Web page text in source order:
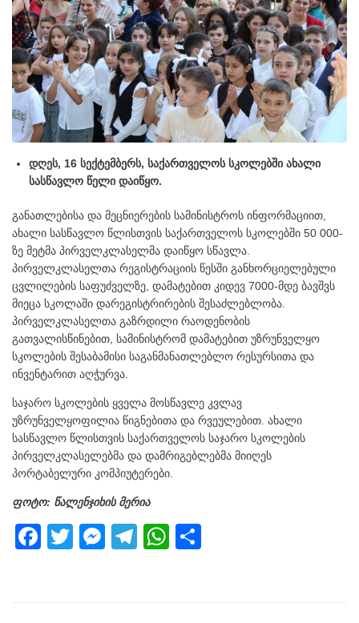
დღეს, 16 სექტემბერს, საქართველოს სკოლებში ახალი
სასწავლო წელი დაიწყო.
განათლებისა და მეცნიერების სამინისტროს ინფორმაციით,
ახალი სასწავლო წლისთვის საქართველოს სკოლებში 50 000-
ზე მეტმა პირველკლასელმა დაიწყო სწავლა.
პირველკლასელთა რეგისტრაციის წესში განხორციელებული
ცვლილების საფუძველზე, დამატებით კიდევ 7000-მდე ბავშვს
მიეცა სკოლაში დარეგისტრირების შესაძლებლობა.
პირველკლასელთა გაზრდილი რაოდენობის
გათვალისწინებით, სამინისტრომ დამატებით უზრუნველყო
სკოლების შესაბამისი საგანმანათლებლო რესურსითა და
ინვენტარით აღჭურვა.
საჯარო სკოლების ყველა მოსწავლე კვლავ
უზრუნველყოფილია წიგნებითა და რვეულებით. ახალი
სასწავლო წლისთვის საქართველოს საჯარო სკოლების
პირველკლასელებმა და დამრიგებლებმა მიიღეს
პორტაბელური კომპიუტერები.
ფოტო: წალენჯიხის მერია
F
T
M
T
W